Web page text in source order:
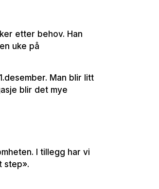
etter behov. Han
uke på
Man blir litt
blir det mye
I tillegg har vi
step».